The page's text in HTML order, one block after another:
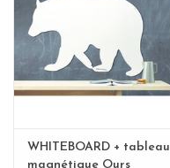
WHITEBOARD + tableau
magnétique Ours